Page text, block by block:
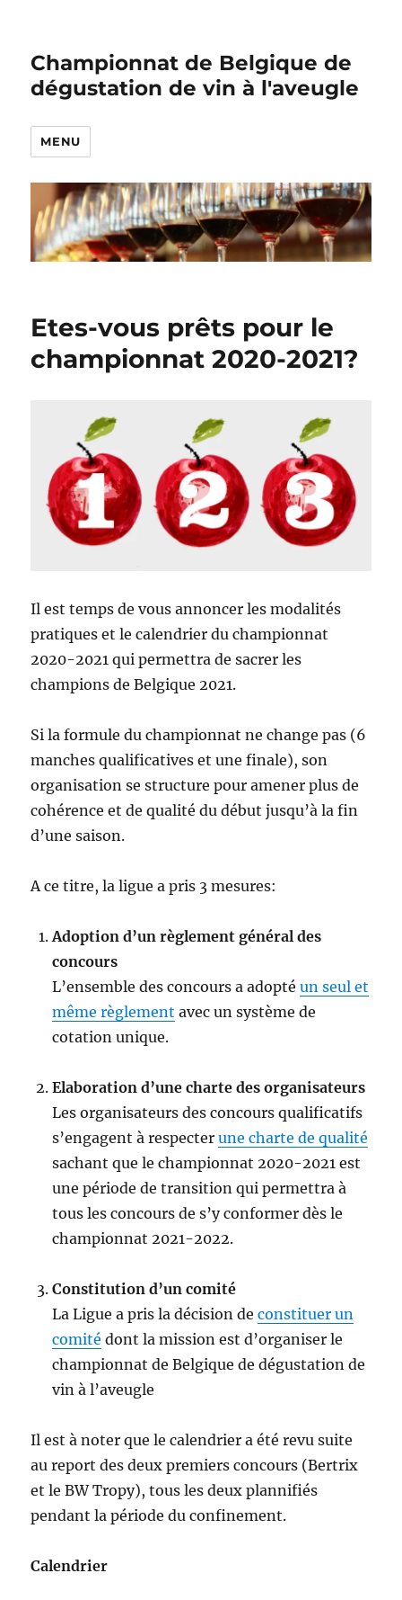
Championnat de Belgique de
dégustation de vin à l'aveugle
MENU
Etes-vous prêts pour le
championnat 2020-2021?
Il est temps de vous annoncer les modalités
pratiques et le calendrier du championnat
2020-2021 qui permettra de sacrer les
champions de Belgique 2021.
Si la formule du championnat ne change pas (6
manches qualificatives et une finale), son
organisation se structure pour amener plus de
cohérence et de qualité du début jusqu’à la fin
d’une saison.
A ce titre, la ligue a pris 3 mesures:
Adoption d’un règlement général des
concours
L’ensemble des concours a adoptéun seul et
même règlement avec un système de
cotation unique.
Elaboration d’une charte des organisateurs
Les organisateurs des concours qualificatifs
s’engagent à respecterune charte de qualité
sachant que le championnat 2020-2021 est
une période de transition qui permettra à
tous les concours de s’y conformer dès le
championnat 2021-2022.
Constitution d’un comité
La Ligue a pris la décision deconstituer un
comité dont la mission est d’organiser le
championnat de Belgique de dégustation de
vin à l’aveugle
Il est à noter que le calendrier a été revu suite
au report des deux premiers concours (Bertrix
et le BW Tropy), tous les deux plannifiés
pendant la période du confinement.
Calendrier